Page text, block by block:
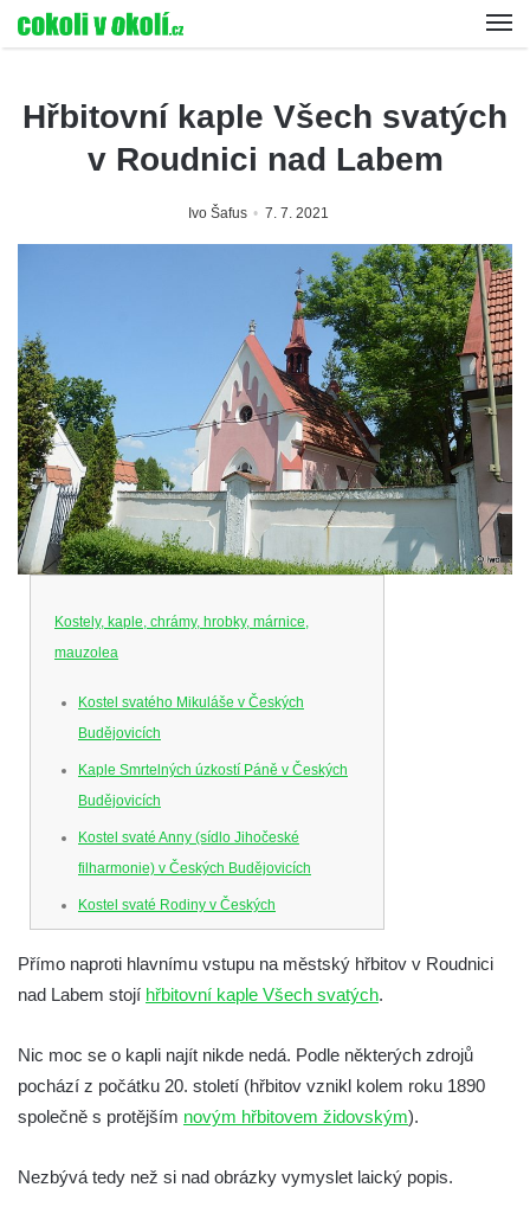
Hřbitovní kaple Všech svatých
v Roudnici nad Labem
Ivo Šafus 7. 7. 2021
Kostely, kaple, chrámy, hrobky, márnice,
mauzolea
Kostel svatého Mikuláše v Českých
Budějovicích
Kaple Smrtelných úzkostí Páně v Českých
Budějovicích
Kostel svaté Anny (sídlo Jihočeské
filharmonie) v Českých Budějovicích
Kostel svaté Rodiny v Českých
Kostel Obětování Panny Marie u kláštera
dominikánů v Českých Budějovicích
Kaple na křižovatce ulic Budějovická a
Dělnická v Kamenném Újezdě
náměstí J. V. Kamarýta ve Velešíně
Přímo naproti hlavnímu vstupu na městský hřbitov v Roudnici
nad Labem stojí hřbitovní kaple Všech svatých.
Nic moc se o kapli najít nikde nedá. Podle některých zdrojů
pochází z počátku 20. století (hřbitov vznikl kolem roku 1890
společně s protějším novým hřbitovem židovským).
Nezbývá tedy než si nad obrázky vymyslet laický popis.